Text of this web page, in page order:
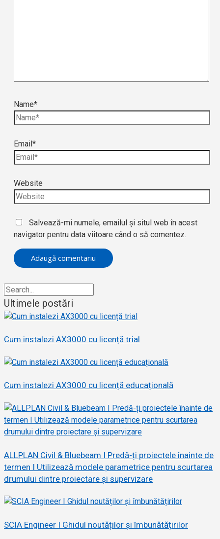
Name*
Email*
Website
Salvează-mi numele, emailul și situl web în acest
navigator pentru data viitoare când o să comentez.
Ultimele postări
Cum instalezi AX3000 cu licență trial
Cum instalezi AX3000 cu licență educațională
ALLPLAN Civil & Bluebeam I Predă-ți proiectele înainte de
termen I Utilizează modele parametrice pentru scurtarea
drumului dintre proiectare și supervizare
SCIA Engineer I Ghidul noutăților și îmbunătățirilor